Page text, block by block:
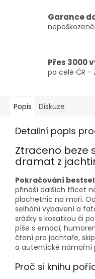
Garance
Přes 3000
po celé ČR -
Popis Diskuze
Detailní popis
Ztraceno beze
dramat z
Pokračování
přináší dalších třicet
plachetnic na moři.
selhání vybavení a
srážky s kosatkou či
píše s emocí,
čtení pro jachtaře,
a autentické námořní
Proč si knihu